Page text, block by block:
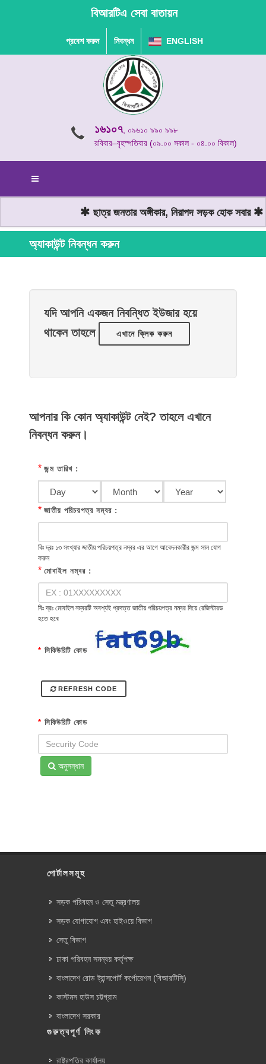
বিআরটিএ সেবা বাতায়ন
প্রবেশ করুন নিবন্ধন ENGLISH
১৬১০৭, ০৯৬১০ ৯৯০ ৯৯৮
রবিবার–বৃহস্পতিবার (০৯.০০ সকাল - ০৪.০০ বিকাল)
ছাত্র জনতার অঙ্গীকার, নিরাপদ সড়ক হোক সবার
অ্যাকাউন্ট নিবন্ধন করুন
যদি আপনি একজন নিবন্ধিত ইউজার হয়ে
থাকেন তাহলে
এখানে ক্লিক করুন
আপনার কি কোন অ্যাকাউন্ট নেই? তাহলে এখানে
নিবন্ধন করুন।
* জন্ম তারিখ :
* জাতীয় পরিচয়পত্র নম্বর :
বিঃ দ্রঃ ১৩ সংখ্যার জাতীয় পরিচয়পত্র নম্বর এর আগে আবেদনকারীর জন্ম সাল যোগ
করুন
* মোবাইল নম্বর :
বিঃ দ্রঃ মোবাইল নম্বরটি অবশ্যই প্রদত্ত জাতীয় পরিচয়পত্র নম্বর দিয়ে রেজিস্টারড
হতে হবে
* সিকিউরিটি কোড
REFRESH CODE
* সিকিউরিটি কোড
অনুসন্ধান
পোর্টালসমূহ
সড়ক পরিবহন ও সেতু মন্ত্রণালয়
সড়ক যোগাযোগ এবং হাইওয়ে বিভাগ
সেতু বিভাগ
ঢাকা পরিবহন সমন্বয় কর্তৃপক্ষ
বাংলাদেশ রোড ট্রান্সপোর্ট কর্পোরেশন (বিআরটিসি)
কাস্টমস হাউস চট্টগ্রাম
বাংলাদেশ সরকার
গুরুত্বপূর্ণ লিংক
রাষ্ট্রপতির কার্যালয়